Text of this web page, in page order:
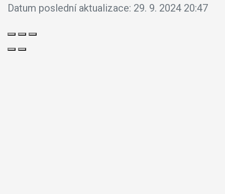
Datum poslední aktualizace: 29. 9. 2024 20:47